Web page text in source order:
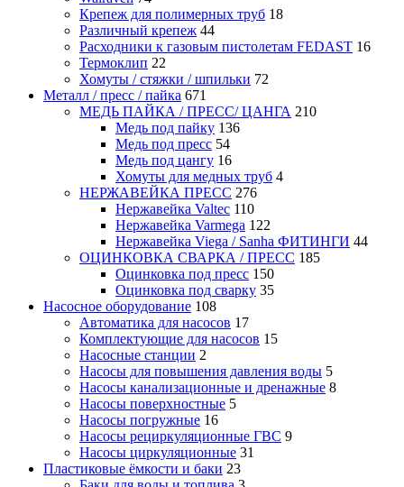
Крепеж для полимерных труб 18
Различный крепеж 44
Расходники к газовым пистолетам FEDAST 16
Термоклип 22
Хомуты / стяжки / шпильки 72
Металл / пресс / пайка 671
МЕДЬ ПАЙКА / ПРЕСС/ ЦАНГА 210
Медь под пайку 136
Медь под пресс 54
Медь под цангу 16
Хомуты для медных труб 4
НЕРЖАВЕЙКА ПРЕСС 276
Нержавейка Valtec 110
Нержавейка Varmega 122
Нержавейка Viega / Sanha ФИТИНГИ 44
ОЦИНКОВКА СВАРКА / ПРЕСС 185
Оцинковка под пресс 150
Оцинковка под сварку 35
Насосное оборудование 108
Автоматика для насосов 17
Комплектующие для насосов 15
Насосные станции 2
Насосы для повышения давления воды 5
Насосы канализационные и дренажные 8
Насосы поверхностные 5
Насосы погружные 16
Насосы рециркуляционные ГВС 9
Насосы циркуляционные 31
Пластиковые ёмкости и баки 23